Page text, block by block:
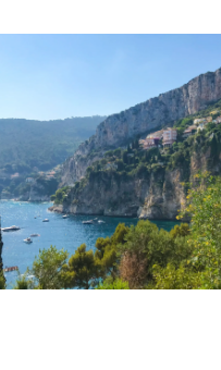
Charter
News
Eventi
Innovazione
L'azienda
Il Team
Lifestyle